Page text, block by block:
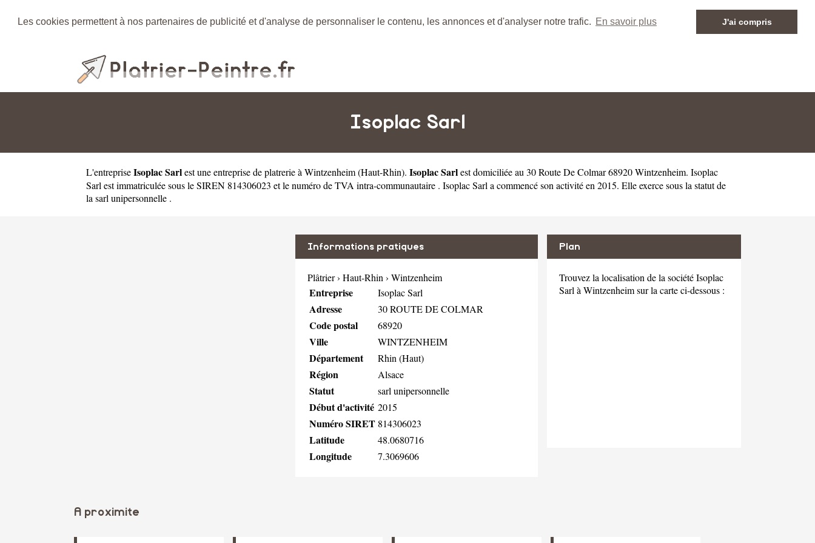
Les cookies permettent à nos partenaires de publicité et d'analyse de personnaliser le contenu, les annonces et d'analyser notre trafic. En savoir plus J'ai compris
Isoplac Sarl
L'entrepriseIsoplac Sarlest uneentreprise de platrerie à Wintzenheim(Haut-Rhin). Isoplac Sarlest domiciliée au 30 Route De Colmar 68920 Wintzenheim. Isoplac
Sarl est immatriculée sous le SIREN 814306023 et le numéro de TVA intra-communautaire . Isoplac Sarl a commencé son activité en 2015. Elle exerce sous la statut de
la sarl unipersonnelle .
Informations pratiques
Plâtrier› Haut-Rhin › Wintzenheim
Entreprise Isoplac Sarl
Adresse 30 ROUTE DE COLMAR
Code postal 68920
Ville WINTZENHEIM
Département Rhin (Haut)
Région Alsace
Statut sarl unipersonnelle
Début d'activité 2015
Numéro SIRET 814306023
Latitude 48.0680716
Longitude 7.3069606
Plan
Trouvez la localisation de la société Isoplac
Sarl à Wintzenheim sur la carte ci-dessous :
A proximite